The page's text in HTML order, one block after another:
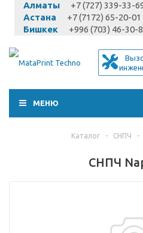
Алматы
+7 (727) 339-33-
Астана
+7 (7172) 65-20-01
Бишкек
+996 (703) 46-30-
МЕНЮ
Каталог - СНПЧ -
СНПЧ